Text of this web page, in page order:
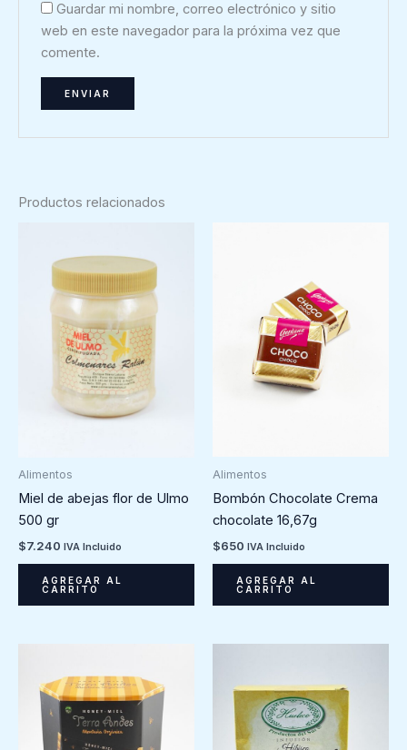
Guardar mi nombre, correo electrónico y sitio
web en este navegador para la próxima vez que
comente.
Productos relacionados
Alimentos
Miel de abejas flor de Ulmo
500 gr
$7.240 IVA Incluido
AGREGAR AL
CARRITO
Alimentos
Bombón Chocolate Crema
chocolate 16,67g
$650 IVA Incluido
AGREGAR AL
CARRITO